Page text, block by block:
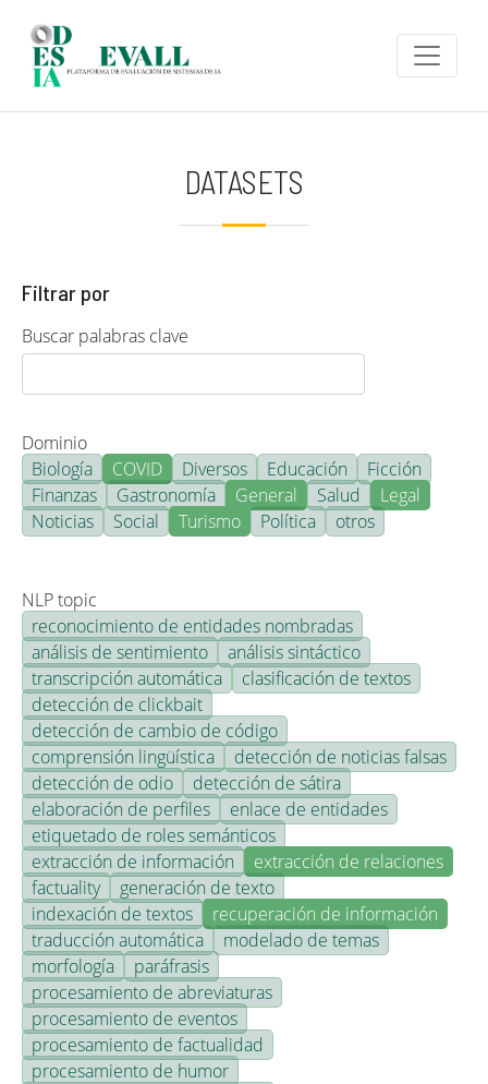
DATASETS
Filtrar por
Buscar palabras clave
Dominio
Biología
COVID Diversos Educación
Ficción
Finanzas
Gastronomía General Salud
Legal
Noticias
Social Turismo Política otros
NLP topic
reconocimiento de entidades nombradas
análisis de sentimiento
análisis sintáctico
transcripción automática
clasificación de textos
detección de clickbait
detección de cambio de código
comprensión lingüística
detección de noticias falsas
detección de odio
detección de sátira
elaboración de perfiles
enlace de entidades
etiquetado de roles semánticos
extracción de información
extracción de relaciones
factuality
generación de texto
indexación de textos
recuperación de información
traducción automática
modelado de temas
morfología
paráfrasis
procesamiento de abreviaturas
procesamiento de eventos
procesamiento de factualidad
procesamiento de humor